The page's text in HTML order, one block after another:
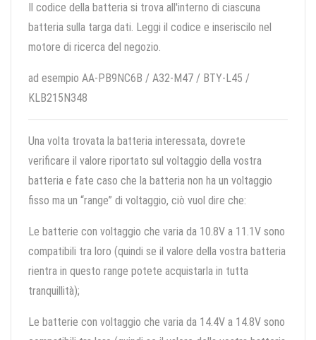
Il codice della batteria si trova all'interno di ciascuna
batteria sulla targa dati. Leggi il codice e inseriscilo nel
motore di ricerca del negozio.
ad esempio AA-PB9NC6B / A32-M47 / BTY-L45 /
KLB215N348
Una volta trovata la batteria interessata, dovrete
verificare il valore riportato sul voltaggio della vostra
batteria e fate caso che la batteria non ha un voltaggio
fisso ma un “range” di voltaggio, ciò vuol dire che:
Le batterie con voltaggio che varia da 10.8V a 11.1V sono
compatibili tra loro (quindi se il valore della vostra batteria
rientra in questo range potete acquistarla in tutta
tranquillità);
Le batterie con voltaggio che varia da 14.4V a 14.8V sono